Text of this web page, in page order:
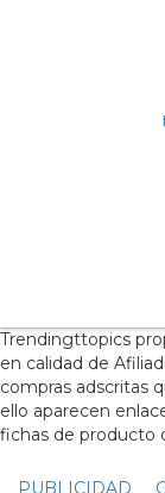
Trendingttopics
en calidad de
compras adscritas
ello aparecen
fichas de producto
PUBLICIDAD